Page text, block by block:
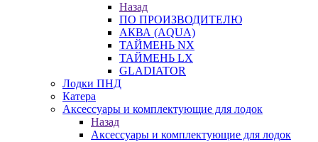
Назад
ПО ПРОИЗВОДИТЕЛЮ
АКВА (AQUA)
ТАЙМЕНЬ NX
ТАЙМЕНЬ LX
GLADIATOR
Лодки ПНД
Катера
Аксессуары и комплектующие для лодок
Назад
Аксессуары и комплектующие для лодок